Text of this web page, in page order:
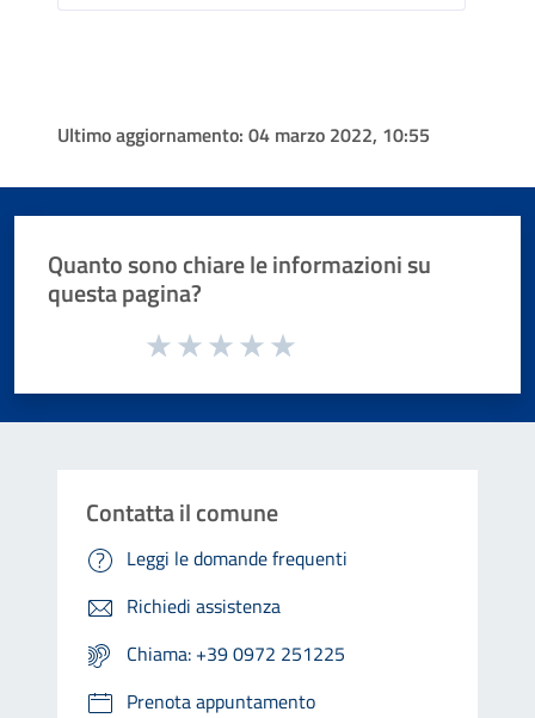
Ultimo aggiornamento: 04 marzo 2022, 10:55
Quanto sono chiare le informazioni su
questa pagina?
Valuta da 1 a 5 stelle la pagina
Contatta il comune
Leggi le domande frequenti
Richiedi assistenza
Chiama: +39 0972 251225
Prenota appuntamento